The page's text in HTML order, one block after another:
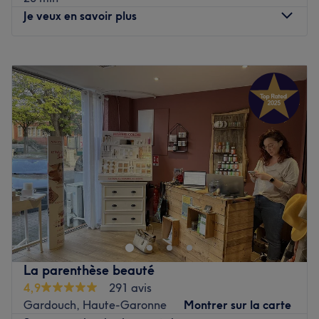
du regard.
Les marques et produits utilisés : Dr Janka et 1944 Paris.
Je veux en savoir plus
Mardi
09:30–
19:30
Mercredi
09:30–19:30
Jeudi
09:30–19:30
Vendredi
09:30 –
19:30
Samedi
09:30 –
19:15
Dimanche
09:00– 16:45
BCBG est un centre de bien-être et d'esthétique situé
dans le 15ème arrondissement de Paris dans le quartier
de Cambronne, à deux pas du métro éponyme.
Ce centre de remise en forme offre un cadre moderne et
un décor empreint d’élégance. L'équipe de professionnels
du centre BCBG vous accueille avec le sourire dans une
ambiance conviviale et chaleureuse et vous suit tout au
La parenthèse beauté
4,9
291 avis
Gardouch, Haute-Garonne
Montrer sur la carte